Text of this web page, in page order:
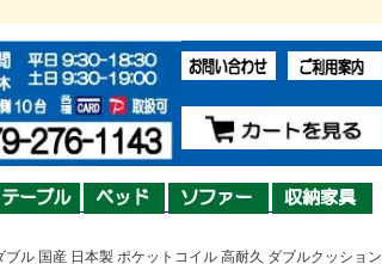
ル 国産 日本製 ポケットコイル 高耐久 ダブルクッション